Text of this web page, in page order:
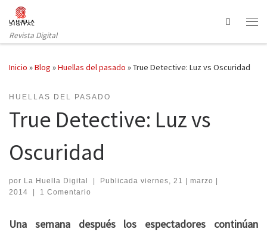
Saltar al contenido
Revista Digital
Search
Inicio »Blog »Huellas del pasado »True Detective: Luz vs Oscuridad
HUELLAS DEL PASADO
True Detective: Luz vs
Oscuridad
por La Huella Digital | Publicada viernes, 21 | marzo |
2014
| 1 Comentario
Una semana después los espectadores continúan